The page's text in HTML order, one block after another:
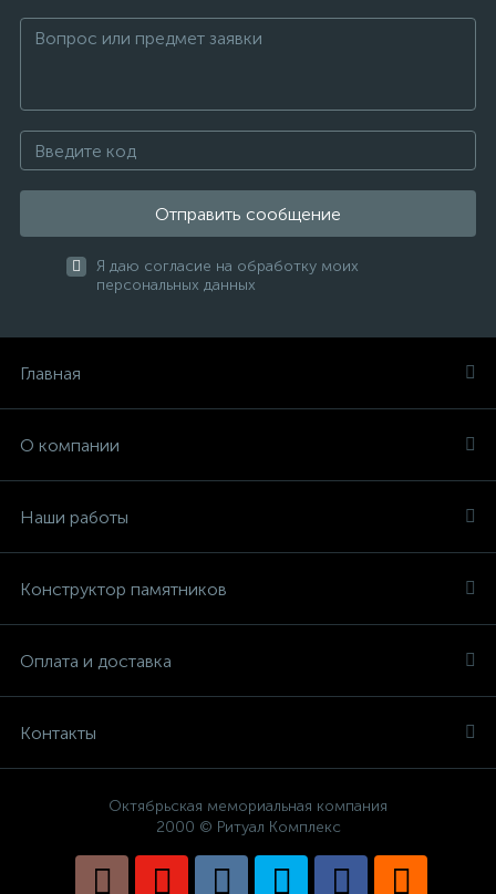
Отправить сообщение
Я даю согласие на обработку моих
персональных данных
Главная
О компании
Наши работы
Конструктор памятников
Оплата и доставка
Контакты
Октябрьская мемориальная компания
2000 © Ритуал Комплекс